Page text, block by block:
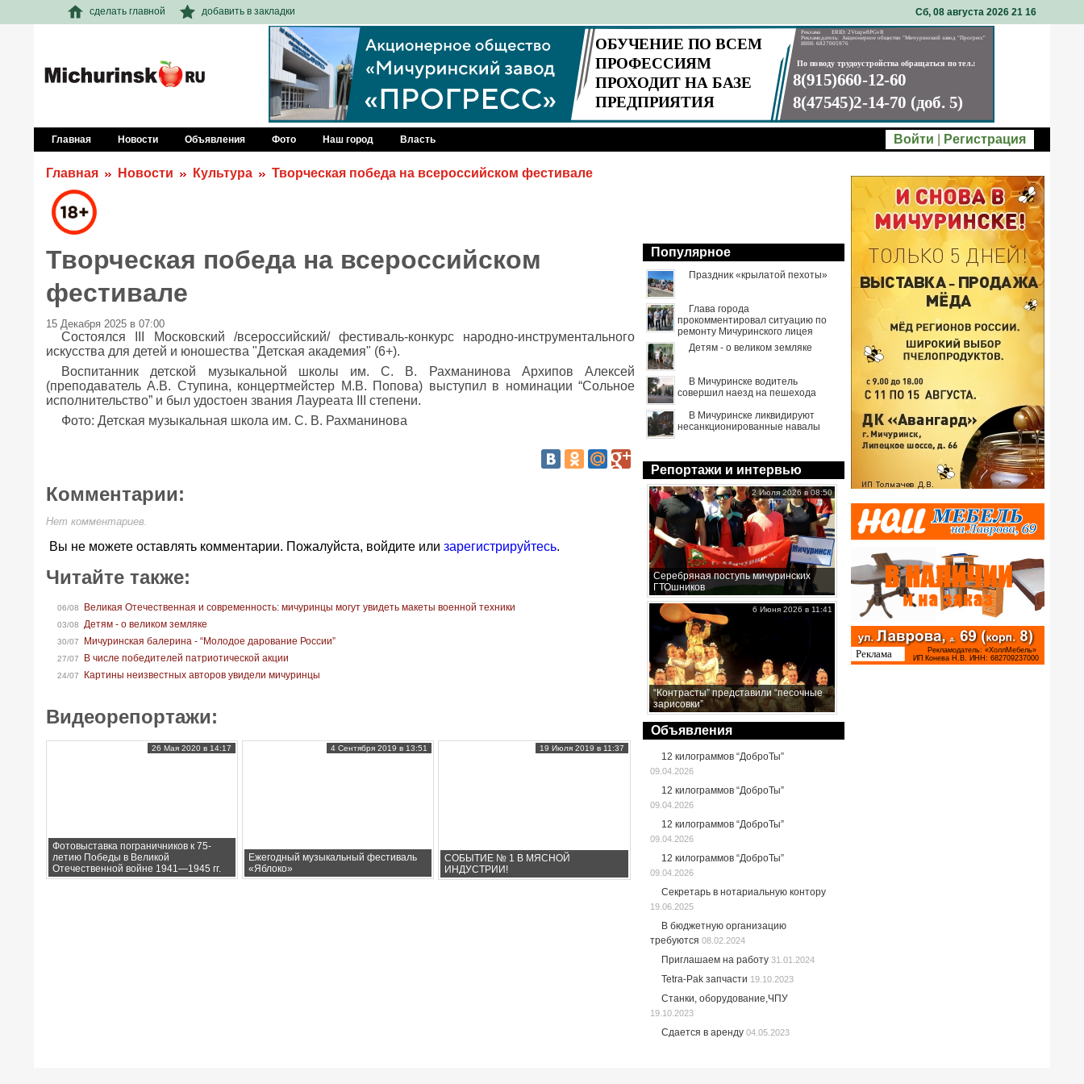
сделать главной добавить в закладки Сб, 08 августа 2026 21 16
Главная Новости Объявления Фото Наш город Власть Войти Регистрация
Главная Новости Культура Творческая победа на всероссийском фестивале
Творческая победа на всероссийском
фестивале
15 Декабря 2025 в 07:00
Состоялся III Московский /всероссийский/ фестиваль-конкурс народно-инструментального
искусства для детей и юношества "Детская академия" (6+).
Воспитанник детской музыкальной школы им. С. В. Рахманинова Архипов Алексей
(преподаватель А.В. Ступина, концертмейстер М.В. Попова) выступил в номинации “Сольное
исполнительство” и был удостоен звания Лауреата III степени.
Фото: Детская музыкальная школа им. С. В. Рахманинова
Комментарии:
Нет комментариев.
Вы не можете оставлять комментарии. Пожалуйста, войдите или зарегистрируйтесь.
Читайте также:
06/08 Великая Отечественная и современность: мичуринцы могут увидеть макеты военной техники
03/08 Детям - о великом земляке
30/07 Мичуринская балерина - “Молодое дарование России”
27/07 В числе победителей патриотической акции
24/07 Картины неизвестных авторов увидели мичуринцы
Видеорепортажи:
Фотовыставка пограничников к 75-
летию Победы в Великой
Отечественной войне 1941—1945 гг.
26 Мая 2020 в 14:17
Ежегодный музыкальный фестиваль
«Яблоко»
4 Сентября 2019 в 13:51
СОБЫТИЕ № 1 В МЯСНОЙ
ИНДУСТРИИ!
19 Июля 2019 в 11:37
Популярное
Праздник «крылатой пехоты»
Глава города
прокомментировал ситуацию по
ремонту Мичуринского лицея
Детям - о великом земляке
В Мичуринске водитель
совершил наезд на пешехода
В Мичуринске ликвидируют
несанкционированные навалы
Репортажи и интервью
Серебряная поступь мичуринских
ГТОшников
2 Июля 2026 в 08:50
“Контрасты” представили “песочные
зарисовки”
6 Июня 2026 в 11:41
Объявления
12 килограммов “ДоброТы”
09.04.2026
12 килограммов “ДоброТы”
09.04.2026
12 килограммов “ДоброТы”
09.04.2026
12 килограммов “ДоброТы”
09.04.2026
Секретарь в нотариальную контору
19.06.2025
В бюджетную организацию
требуются 08.02.2024
Приглашаем на работу 31.01.2024
Tetra-Pak запчасти 19.10.2023
Станки, оборудование,ЧПУ
19.10.2023
Сдается в аренду 04.05.2023